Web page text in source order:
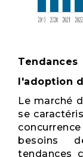
l'adoption
Le marché
se
besoins
tendances